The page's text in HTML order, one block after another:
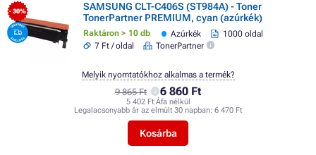
- 30%
SAMSUNG CLT-C406S (ST984A) - Toner
TonerPartner PREMIUM, cyan (azúrkék)
Raktáron > 10 db Azúrkék
1000 oldal
7 Ft / oldal
TonerPartner
9 865 Ft 6 860 Ft
5 402 Ft Áfa nélkül
Legalacsonyabb ár az elmúlt 30 napban: 6 470 Ft
Kosárba
Melyik nyomtatókhoz alkalmas a termék?